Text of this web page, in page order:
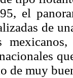
el
de
de muy